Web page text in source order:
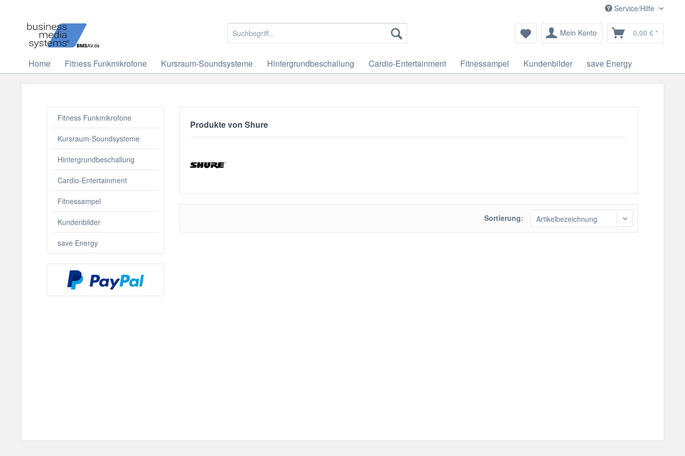
Service/Hilfe
Mein Konto 0,00 € *
Home Fitness Funkmikrofone Kursraum-Soundsysteme Hintergrundbeschallung Cardio-Entertainment Fitnessampel Kundenbilder save Energy
Fitness Funkmikrofone
Kursraum-Soundsysteme
Hintergrundbeschallung
Cardio-Entertainment
Fitnessampel
Kundenbilder
save Energy
Produkte von Shure
Sortierung: